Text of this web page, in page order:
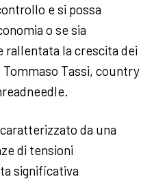
e si possa
o se sia
rallentata la crescita dei
Tommaso Tassi, country
da una
di tensioni
significativa